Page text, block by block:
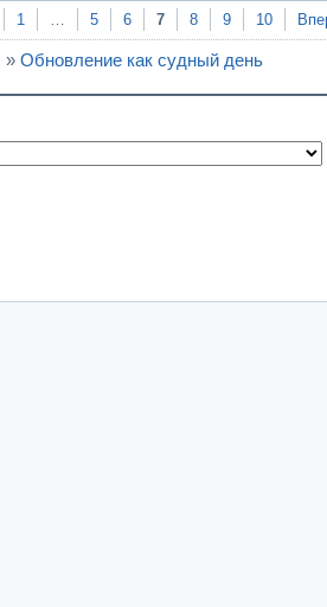
1 … 5 6 7 8 9 10
» Обновление как судный день